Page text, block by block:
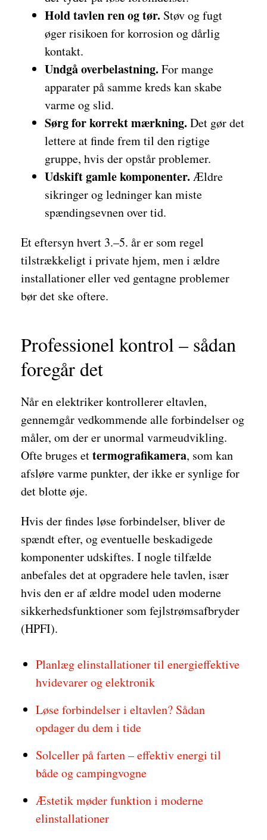
Hold tavlen ren og tør. Støv og fugt
øger risikoen for korrosion og dårlig
kontakt.
Undgå overbelastning. For mange
apparater på samme kreds kan skabe
varme og slid.
Sørg for korrekt mærkning. Det gør det
lettere at finde frem til den rigtige
gruppe, hvis der opstår problemer.
Udskift gamle komponenter. Ældre
sikringer og ledninger kan miste
spændingsevnen over tid.
Et eftersyn hvert 3.–5. år er som regel
tilstrækkeligt i private hjem, men i ældre
installationer eller ved gentagne problemer
bør det ske oftere.
Professionel kontrol – sådan
foregår det
Når en elektriker kontrollerer eltavlen,
gennemgår vedkommende alle forbindelser og
måler, om der er unormal varmeudvikling.
Ofte bruges ettermografikamera, som kan
afsløre varme punkter, der ikke er synlige for
det blotte øje.
Hvis der findes løse forbindelser, bliver de
spændt efter, og eventuelle beskadigede
komponenter udskiftes. I nogle tilfælde
anbefales det at opgradere hele tavlen, især
hvis den er af ældre model uden moderne
sikkerhedsfunktioner som fejlstrømsafbryder
(HPFI).
Planlæg elinstallationer til energieffektive
hvidevarer og elektronik
Løse forbindelser i eltavlen? Sådan
opdager du dem i tide
Solceller på farten – effektiv energi til
både og campingvogne
Æstetik møder funktion i moderne
elinstallationer